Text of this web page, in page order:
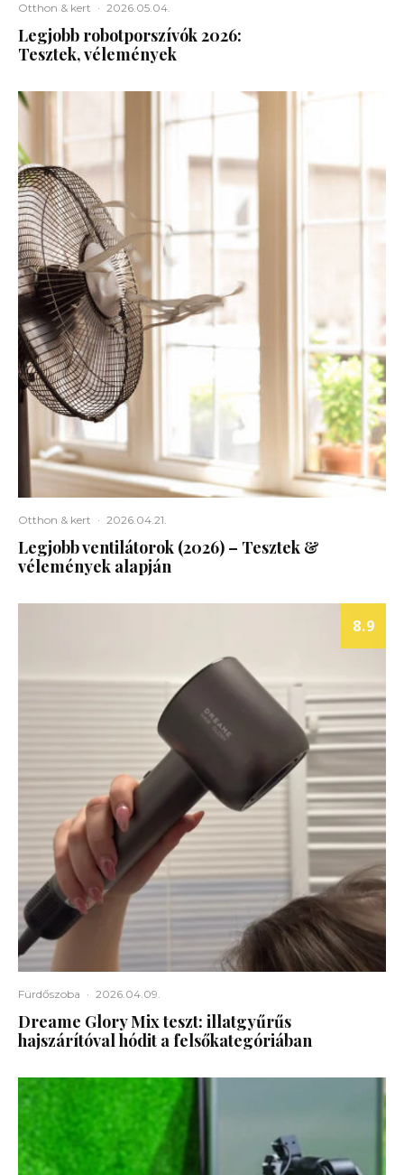
Otthon & kert · 2026.05.04.
Legjobb robotporszívók 2026:
Tesztek, vélemények
Otthon & kert · 2026.04.21.
Legjobb ventilátorok (2026) – Tesztek &
vélemények alapján
8.9
Fürdőszoba · 2026.04.09.
Dreame Glory Mix teszt: illatgyűrűs
hajszárítóval hódit a felsőkategóriában